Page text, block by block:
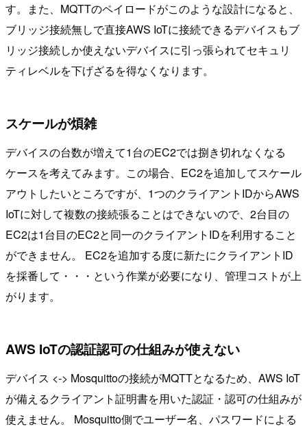
す。また、MQTTのペイロードがこのような設計になると、
ブリッジ接続無しで直接AWS IoTに接続できるデバイスもブ
リッジ接続しか使えないデバイスに引っ張られてセキュリ
ティレベルを下げざるを得なくなります。
スケールが煩雑
デバイスの台数が増えて1台のEC2では捌き切れなくなる
ケースを考えてみます。この場合、EC2を追加してスケール
アウトしたいところですが、1つのクライアントIDからAWS
IoTに対して複数の接続張ることはできないので、2台目の
EC2は1台目のEC2と同一のクライアントIDを利用すること
ができません。 EC2を追加する度に新たにクライアントID
を採番して・・・という作業が必要になり、管理コストが上
がります。
AWS IoTの認証認可の仕組みが使えない
デバイス <-> Mosquittoの接続がMQTTとなるため、AWS IoT
が備えるクライアント証明書を用いた認証・認可の仕組みが
使えません。 Mosquitto側でユーザー名、パスワードによる